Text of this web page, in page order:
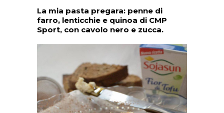
La mia pasta pregara: penne di
farro, lenticchie e quinoa di CMP
Sport, con cavolo nero e zucca.